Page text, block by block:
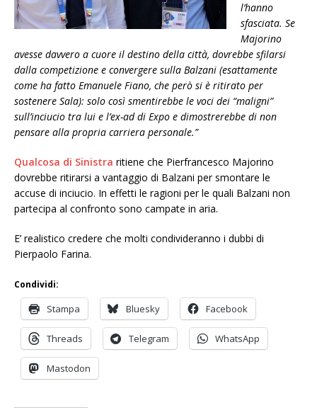
l’hanno
sfasciata. Se
Majorino
avesse davvero a cuore il destino della città, dovrebbe sfilarsi
dalla competizione e convergere sulla Balzani (esattamente
come ha fatto Emanuele Fiano, che però si è ritirato per
sostenere Sala): solo così smentirebbe le voci dei “maligni”
sull’inciucio tra lui e l’ex-ad di Expo e dimostrerebbe di non
pensare alla propria carriera personale.”
Qualcosa di Sinistra ritiene che Pierfrancesco Majorino
dovrebbe ritirarsi a vantaggio di Balzani per smontare le
accuse di inciucio. In effetti le ragioni per le quali Balzani non
partecipa al confronto sono campate in aria.
E’ realistico credere che molti condivideranno i dubbi di
Pierpaolo Farina.
Condividi:
Stampa Bluesky Facebook
Threads Telegram WhatsApp
Mastodon